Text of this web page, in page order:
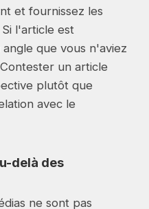
et fournissez les
l'article est
que vous n'aviez
un article
plutôt que
avec le
delà des
ne sont pas